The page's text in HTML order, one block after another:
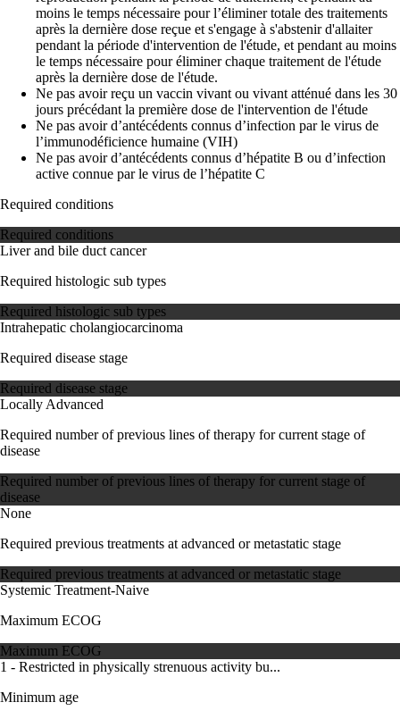
moins le temps nécessaire pour l’éliminer totale des traitements
après la dernière dose reçue et s'engage à s'abstenir d'allaiter
pendant la période d'intervention de l'étude, et pendant au moins
le temps nécessaire pour éliminer chaque traitement de l'étude
après la dernière dose de l'étude.
Ne pas avoir reçu un vaccin vivant ou vivant atténué dans les 30
jours précédant la première dose de l'intervention de l'étude
Ne pas avoir d’antécédents connus d’infection par le virus de
l’immunodéficience humaine (VIH)
Ne pas avoir d’antécédents connus d’hépatite B ou d’infection
active connue par le virus de l’hépatite C
Required conditions
Required conditions
Liver and bile duct cancer
Required histologic sub types
Required histologic sub types
Intrahepatic cholangiocarcinoma
Required disease stage
Required disease stage
Locally Advanced
Required number of previous lines of therapy for current stage of
disease
Required number of previous lines of therapy for current stage of
disease
None
Required previous treatments at advanced or metastatic stage
Required previous treatments at advanced or metastatic stage
Systemic Treatment-Naive
Maximum ECOG
Maximum ECOG
1 - Restricted in physically strenuous activity bu...
Minimum age